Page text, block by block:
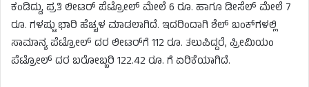
ಕಂಡಿದ್ದು, ಪ್ರತಿ ಲೀಟರ್ ಪೆಟ್ರೋಲ್ ಮೇಲೆ 6 ರೂ. ಹಾಗೂ ಡೀಸೆಲ್ ಮೇಲೆ 7
ರೂ. ಗಳಷ್ಟು ಭಾರಿ ಹೆಚ್ಚಳ ಮಾಡಲಾಗಿದೆ. ಇದರಿಂದಾಗಿ ಶೆಲ್ ಬಂಕ್‌ಗಳಲ್ಲಿ
ಸಾಮಾನ್ಯ ಪೆಟ್ರೋಲ್ ದರ ಲೀಟರ್‌ಗೆ 112 ರೂ. ತಲುಪಿದ್ದರೆ, ಪ್ರೀಮಿಯಂ
ಪೆಟ್ರೋಲ್ ದರ ಬರೋಬ್ಬರಿ 122.42 ರೂ. ಗೆ ಏರಿಕೆಯಾಗಿದೆ.